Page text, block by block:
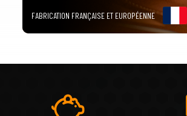
FABRICATION FRANÇAISE ET EUROPÉENNE